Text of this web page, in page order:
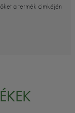
a termék cimkéjén